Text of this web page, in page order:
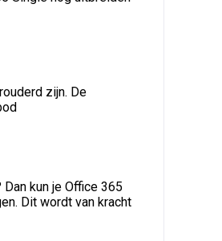
zijn. De
kun je Office 365
Dit wordt van kracht